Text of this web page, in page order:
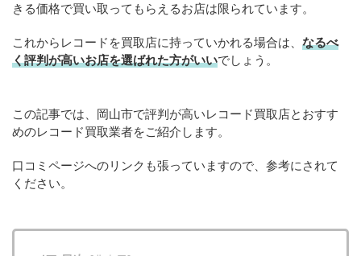
きる価格で買い取ってもらえるお店は限られています。
これからレコードを買取店に持っていかれる場合は、 なるべ
く評判が高いお店を選ばれた方がいいでしょう。
この記事では、岡山市で評判が高いレコード買取店とおすす
めのレコード買取業者をご紹介します。
口コミページへのリンクも張っていますので、参考にされて
ください。